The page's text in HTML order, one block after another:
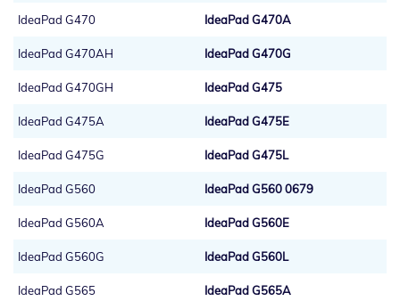
IdeaPad G470 IdeaPad G470A
IdeaPad G470AH IdeaPad G470G
IdeaPad G470GH IdeaPad G475
IdeaPad G475A IdeaPad G475E
IdeaPad G475G IdeaPad G475L
IdeaPad G560 IdeaPad G560 0679
IdeaPad G560A IdeaPad G560E
IdeaPad G560G IdeaPad G560L
IdeaPad G565 IdeaPad G565A